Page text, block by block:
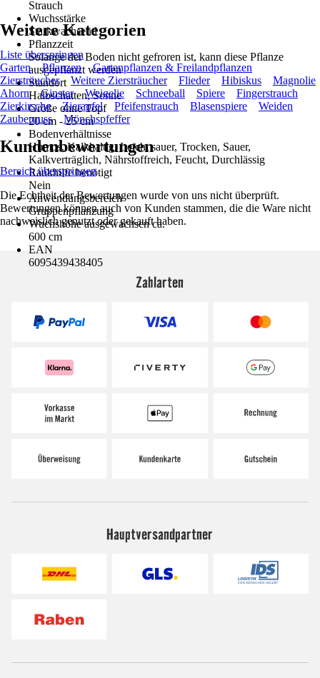
Strauch
Wuchsstärke
Starkwachsend
Pflanzzeit
Solange der Boden nicht gefroren ist, kann diese Pflanze
ausgepflanzt werden
Standort
Halbschatten, Sonne
Größe ohne Topf
20 cm - 25 cm
Bodenverhältnisse
Humos, Kalkhaltig, Leicht sauer, Trocken, Sauer,
Kalkverträglich, Nährstoffreich, Feucht, Durchlässig
Rankhilfe benötigt
Nein
Anwendungsbereich
Gruppenpflanzung
Wuchshöhe ausgewachsen ca.
600 cm
EAN
6095439438405
Weitere Kategorien
Liste überspringen
Garten
Pflanzen
Gartenpflanzen & Freilandpflanzen
Ziersträucher
Weitere Ziersträucher Flieder Hibiskus
Magnolie
Ahorn
Ginster Weigelie Schneeball Spiere
Fingerstrauch
Zierkirsche
Zierapfel Pfeifenstrauch Blasenspiere
Weiden
Zaubernuss
Mönchspfeffer
Kundenbewertungen
Bereich überspringen
Die Echtheit der Bewertungen wurde von uns nicht überprüft.
Bewertungen können auch von Kunden stammen, die die Ware nicht
nachweislich genutzt oder gekauft haben.
Zahlarten
Hauptversandpartner